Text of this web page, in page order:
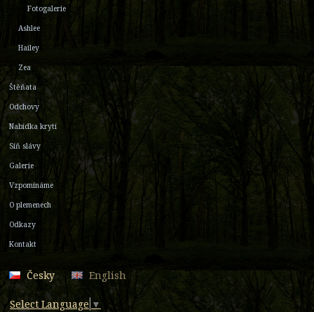
Fotogalerie
Ashlee
Hailey
Zea
Štěňata
Odchovy
Nabídka krytí
Síň slávy
Galerie
Vzpomínáme
O plemenech
Odkazy
Kontakt
Česky English
Select Language ▼